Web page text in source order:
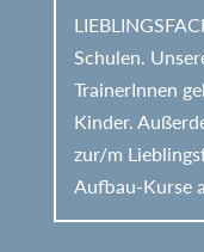
Schulen.
TrainerInnen
Kinder.
zur/m
Aufbau-Kurse